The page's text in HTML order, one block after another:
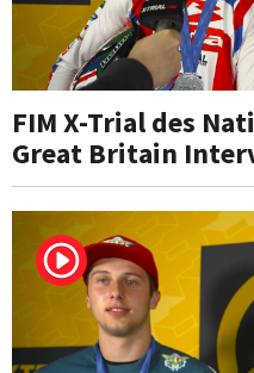
FIM X-Trial des
Great Britain